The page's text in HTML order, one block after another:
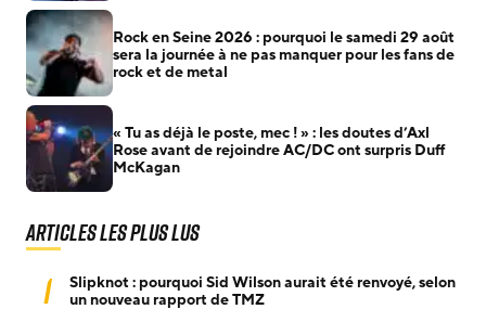
Rock en Seine 2026 : pourquoi le samedi 29 août
sera la journée à ne pas manquer pour les fans de
rock et de metal
« Tu as déjà le poste, mec ! » : les doutes d’Axl
Rose avant de rejoindre AC/DC ont surpris Duff
McKagan
Articles les plus lus
1
Slipknot : pourquoi Sid Wilson aurait été renvoyé, selon
un nouveau rapport de TMZ